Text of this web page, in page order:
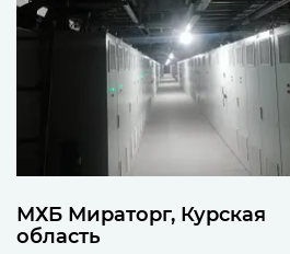
МХБ Мираторг, Курская
область